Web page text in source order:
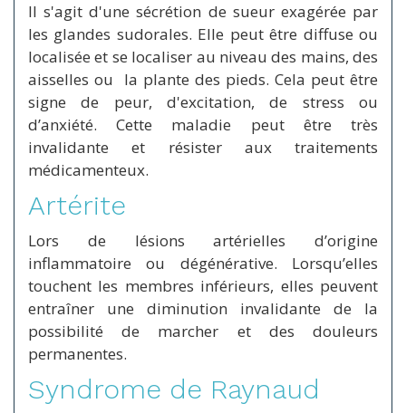
Il s'agit d'une sécrétion de sueur exagérée par
les glandes sudorales. Elle peut être diffuse ou
localisée et se localiser au niveau des mains, des
aisselles ou la plante des pieds. Cela peut être
signe de peur, d'excitation, de stress ou
d’anxiété. Cette maladie peut être très
invalidante et résister aux traitements
médicamenteux.
Artérite
Lors de lésions artérielles d’origine
inflammatoire ou dégénérative. Lorsqu’elles
touchent les membres inférieurs, elles peuvent
entraîner une diminution invalidante de la
possibilité de marcher et des douleurs
permanentes.
Syndrome de Raynaud